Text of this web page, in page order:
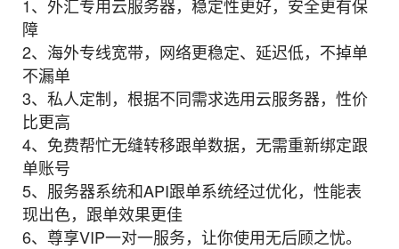
1、外汇专用云服务器，稳定性更好，安全更有保
障
2、海外专线宽带，网络更稳定、延迟低，不掉单
不漏单
3、私人定制，根据不同需求选用云服务器，性价
比更高
4、免费帮忙无缝转移跟单数据，无需重新绑定跟
单账号
5、服务器系统和API跟单系统经过优化，性能表
现出色，跟单效果更佳
6、尊享VIP一对一服务，让你使用无后顾之忧。